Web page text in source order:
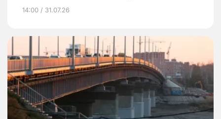
14:00 / 31.07.26